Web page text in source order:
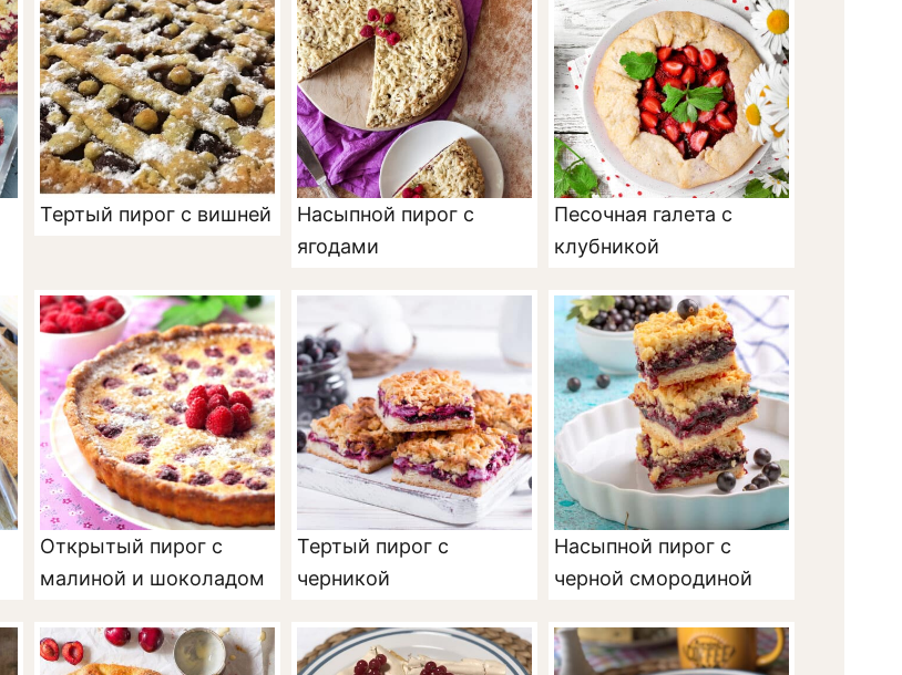
Тертый пирог с вишней
Насыпной пирог с
ягодами
Песочная галета с
клубникой
Открытый пирог с
малиной и шоколадом
Тертый пирог с
черникой
Насыпной пирог с
черной смородиной